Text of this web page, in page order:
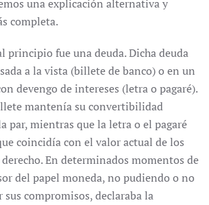
una explicación alternativa y
completa.
principio fue una deuda. Dicha deuda
a la vista (billete de banco) o en un
devengo de intereses (letra o pagaré).
mantenía su convertibilidad
par, mientras que la letra o el pagaré
coincidía con el valor actual de los
En determinados momentos de
del papel moneda, no pudiendo o no
compromisos, declaraba la